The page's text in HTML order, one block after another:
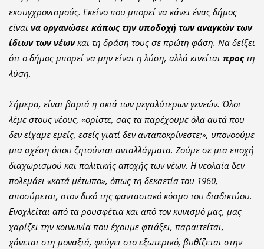
εκσυγχρονισμούς. Εκείνο που μπορεί να κάνει ένας δήμος
είναι να οργανώσει κάπως την υποδοχή των αναγκών των
ίδιων των νέωνκαι τη δράση τους σε πρώτη φάση. Να δείξει
ότι ο δήμος μπορεί να μην είναι η λύση, αλλά κινείται προςτη
λύση.
Σήμερα, είναι βαριά η σκιά των μεγαλύτερων γενεών. Όλοι
λέμε στους νέους, «ορίστε, σας τα παρέχουμε όλα αυτά που
δεν είχαμε εμείς, εσείς γιατί δεν ανταποκρίνεστε;», υπονοούμε
μια σχέση όπου ζητούνται ανταλλάγματα. Ζούμε σε μια εποχή
διαχωρισμού και πολιτικής αποχής των νέων. Η νεολαία δεν
πολεμάει «κατά μέτωπο», όπως τη δεκαετία του 1960,
αποσύρεται, στον δικό της φαντασιακό κόσμο του διαδικτύου.
Ενοχλείται από τα ρουσφέτια και από τον κυνισμό μας, μας
χαρίζει την κοινωνία που έχουμε φτιάξει, παραιτείται,
χάνεται στη μοναξιά, φεύγει στο εξωτερικό, βυθίζεται στην